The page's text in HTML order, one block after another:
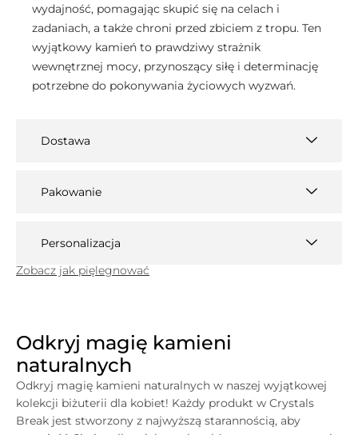
wydajność, pomagając skupić się na celach i
zadaniach, a także chroni przed zbiciem z tropu. Ten
wyjątkowy kamień to prawdziwy strażnik
wewnętrznej mocy, przynoszący siłę i determinację
potrzebne do pokonywania życiowych wyzwań.
Dostawa
Pakowanie
Personalizacja
Zobacz jak pięlegnować
Odkryj magię kamieni
naturalnych
Odkryj magię kamieni naturalnych w naszej wyjątkowej
kolekcji biżuterii dla kobiet! Każdy produkt w Crystals
Break jest stworzony z najwyższą starannością, aby